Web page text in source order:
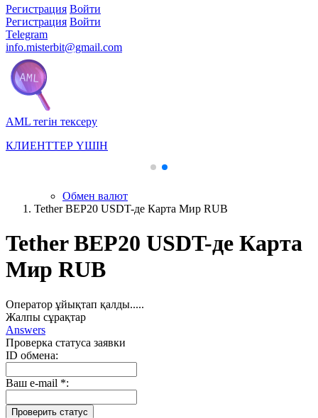
Регистрация Войти
Регистрация Войти
Telegram
info.misterbit@gmail.com
AML тегін тексеру
КЛИЕНТТЕР ҮШІН
Обмен валют
Tether BEP20 USDT-де Карта Мир RUB
Tether BEP20 USDT-де Карта
Мир RUB
Оператор ұйықтап қалды.....
Жалпы сұрақтар
Answers
Проверка статуса заявки
ID обмена:
Ваш e-mail *: